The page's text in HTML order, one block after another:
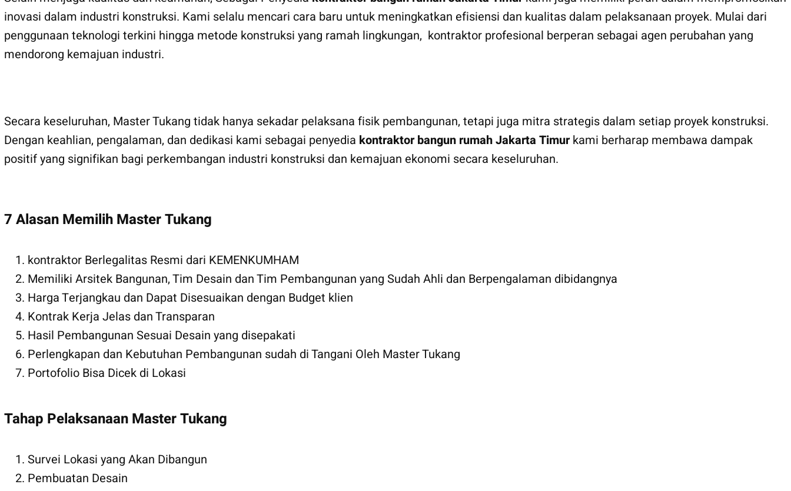
inovasi dalam industri konstruksi. Kami selalu mencari cara baru untuk meningkatkan efisiensi dan kualitas dalam pelaksanaan proyek. Mulai dari
penggunaan teknologi terkini hingga metode konstruksi yang ramah lingkungan, kontraktor profesional berperan sebagai agen perubahan yang
mendorong kemajuan industri.
Secara keseluruhan, Master Tukang tidak hanya sekadar pelaksana fisik pembangunan, tetapi juga mitra strategis dalam setiap proyek konstruksi.
Dengan keahlian, pengalaman, dan dedikasi kami sebagai penyedia kontraktor bangun rumah Jakarta Timurkami berharap membawa dampak
positif yang signifikan bagi perkembangan industri konstruksi dan kemajuan ekonomi secara keseluruhan.
7 Alasan Memilih Master Tukang
kontraktor Berlegalitas Resmi dari KEMENKUMHAM
Memiliki Arsitek Bangunan, Tim Desain dan Tim Pembangunan yang Sudah Ahli dan Berpengalaman dibidangnya
Harga Terjangkau dan Dapat Disesuaikan dengan Budget klien
Kontrak Kerja Jelas dan Transparan
Hasil Pembangunan Sesuai Desain yang disepakati
Perlengkapan dan Kebutuhan Pembangunan sudah di Tangani Oleh Master Tukang
Portofolio Bisa Dicek di Lokasi
Tahap Pelaksanaan Master Tukang
Survei Lokasi yang Akan Dibangun
Pembuatan Desain